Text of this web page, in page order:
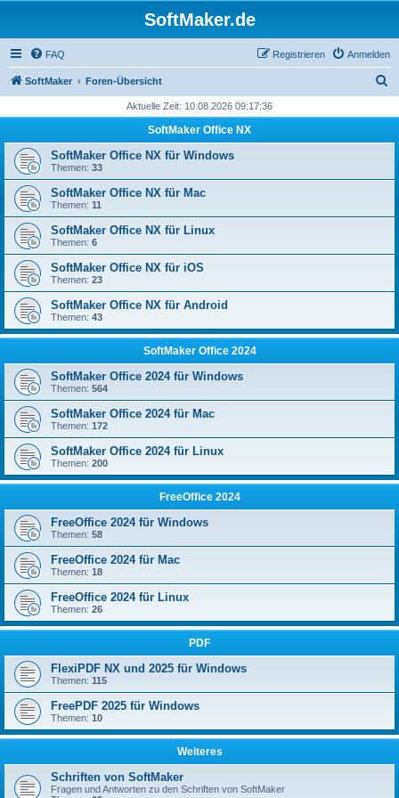
SoftMaker.de
FAQ Anmelden
Registrieren
SoftMaker Foren-Übersicht
h
Aktuelle Zeit: 10.08.2026 09:17:36
SoftMaker Office NX
SoftMaker Office NX für Windows
Themen: 33
SoftMaker Office NX für Mac
Themen: 11
SoftMaker Office NX für Linux
Themen: 6
SoftMaker Office NX für iOS
Themen: 23
SoftMaker Office NX für Android
Themen: 43
SoftMaker Office 2024
SoftMaker Office 2024 für Windows
Themen: 564
SoftMaker Office 2024 für Mac
Themen: 172
SoftMaker Office 2024 für Linux
Themen: 200
FreeOffice 2024
FreeOffice 2024 für Windows
Themen: 58
FreeOffice 2024 für Mac
Themen: 18
FreeOffice 2024 für Linux
Themen: 26
PDF
FlexiPDF NX und 2025 für Windows
Themen: 115
FreePDF 2025 für Windows
Themen: 10
Weiteres
Schriften von SoftMaker
Fragen und Antworten zu den Schriften von SoftMaker